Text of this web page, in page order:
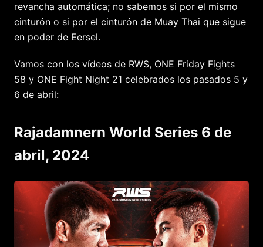
revancha automática; no sabemos si por el mismo
cinturón o si por el cinturón de Muay Thai que sigue
en poder de Eersel.
Vamos con los vídeos de RWS, ONE Friday Fights
58 y ONE Fight Night 21 celebrados los pasados 5 y
6 de abril:
Rajadamnern World Series 6 de
abril, 2024